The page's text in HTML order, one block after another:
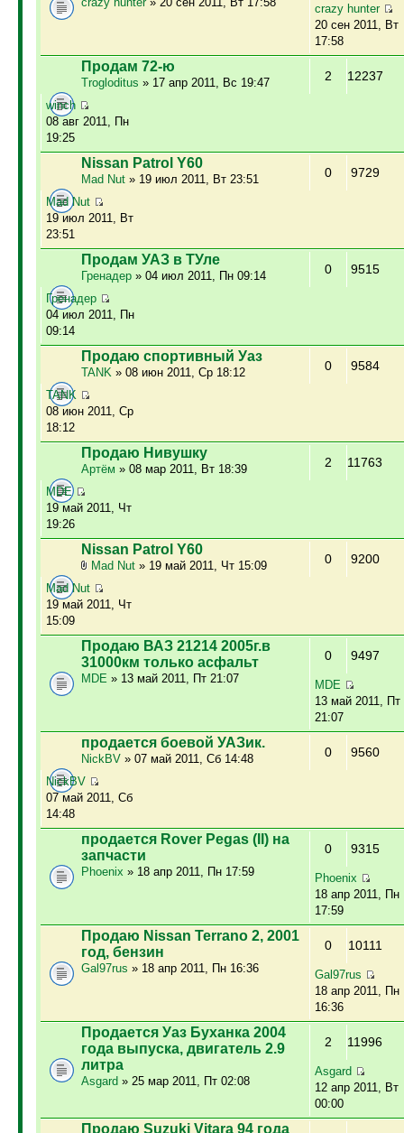
crazy hunter
20 сен 2011, Вт
17:58
Продам 72-ю
Trogloditus » 17 апр 2011, Вс 19:47 2 12237
winch
08 авг 2011, Пн
19:25
Nissan Patrol Y60
Mad Nut» 19 июл 2011, Вт 23:51 0 9729
Mad Nut
19 июл 2011, Вт
23:51
Продам УАЗ в ТУле
Гренадер» 04 июл 2011, Пн 09:14 0 9515
Гренадер
04 июл 2011, Пн
09:14
Продаю спортивный Уаз
TANK» 08 июн 2011, Ср 18:12 0 9584
TANK
08 июн 2011, Ср
18:12
Продаю Нивушку
Артём » 08 мар 2011, Вт 18:39 2 11763
MDE
19 май 2011, Чт
19:26
Nissan Patrol Y60
Mad Nut» 19 май 2011, Чт 15:09 0 9200
Mad Nut
19 май 2011, Чт
15:09
Продаю ВАЗ 21214 2005г.в
31000км только асфальт
MDE » 13 май 2011, Пт 21:07
0 9497
MDE
13 май 2011, Пт
21:07
продается боевой УАЗик.
NickBV» 07 май 2011, Сб 14:48 0 9560
NickBV
07 май 2011, Сб
14:48
продается Rover Pegas (II) на
запчасти
Phoenix » 18 апр 2011, Пн 17:59
0 9315
Phoenix
18 апр 2011, Пн
17:59
Продаю Nissan Terrano 2, 2001
год, бензин
Gal97rus » 18 апр 2011, Пн 16:36
0 10111
Gal97rus
18 апр 2011, Пн
16:36
Продается Уаз Буханка 2004
года выпуска, двигатель 2.9
литра
Asgard » 25 мар 2011, Пт 02:08
2 11996
Asgard
12 апр 2011, Вт
00:00
Продаю Suzuki Vitara 94 года